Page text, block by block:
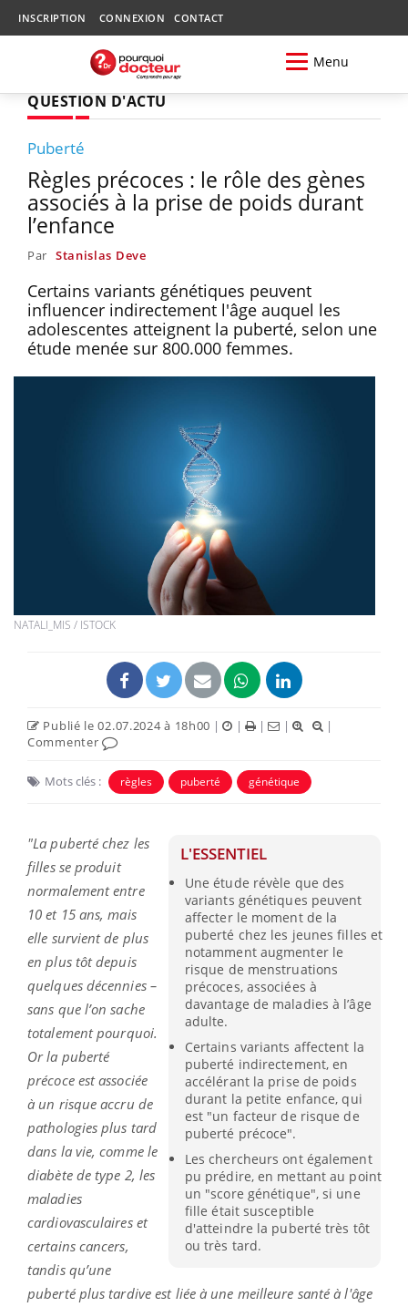
INSCRIPTION CONNEXION CONTACT
Menu
QUESTION D'ACTU
Puberté
Règles précoces : le rôle des gènes
associés à la prise de poids durant
l’enfance
Par Stanislas Deve
Certains variants génétiques peuvent
influencer indirectement l'âge auquel les
adolescentes atteignent la puberté, selon une
étude menée sur 800.000 femmes.
NATALI_MIS / ISTOCK
Publié le 02.07.2024 à 18h00 | | | |
|
Commenter
Mots clés : règles puberté génétique
L'ESSENTIEL
Une étude révèle que des
variants génétiques peuvent
affecter le moment de la
puberté chez les jeunes filles et
notamment augmenter le
risque de menstruations
précoces, associées à
davantage de maladies à l’âge
adulte.
Certains variants affectent la
puberté indirectement, en
accélérant la prise de poids
durant la petite enfance, qui
est "un facteur de risque de
puberté précoce".
Les chercheurs ont également
pu prédire, en mettant au point
un "score génétique", si une
fille était susceptible
d'atteindre la puberté très tôt
ou très tard.
"La puberté chez les
filles se produit
normalement entre
10 et 15 ans, mais
elle survient de plus
en plus tôt depuis
quelques décennies –
sans que l’on sache
totalement pourquoi.
Or la puberté
précoce est associée
à un risque accru de
pathologies plus tard
dans la vie, comme le
diabète de type 2, les
maladies
cardiovasculaires et
certains cancers,
tandis qu’une
puberté plus tardive est liée à une meilleure santé à l'âge